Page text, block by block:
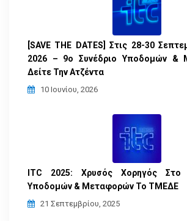
[SAVE THE DATES] Στις 28-30
2026 – 9ο Συνέδριο Υποδομών &
Δείτε Την Ατζέντα
10 Ιουνίου, 2026
ITC 2025: Χρυσός Χορηγός Στο
Υποδομών & Μεταφορών Το ΤΜΕΔΕ
21 Σεπτεμβρίου, 2025